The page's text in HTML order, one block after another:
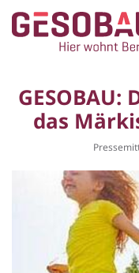
ZUM
Zur Startseite
das